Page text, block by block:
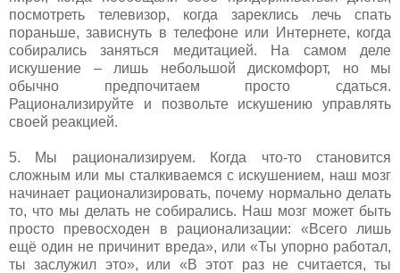
посмотреть телевизор, когда зареклись лечь спать
пораньше, зависнуть в телефоне или Интернете, когда
собирались заняться медитацией. На самом деле
искушение – лишь небольшой дискомфорт, но мы
обычно предпочитаем просто сдаться.
Рационализируйте и позвольте искушению управлять
своей реакцией.
5. Мы рационализируем. Когда что-то становится
сложным или мы сталкиваемся с искушением, наш мозг
начинает рационализировать, почему нормально делать
то, что мы делать не собирались. Наш мозг может быть
просто превосходен в рационализации: «Всего лишь
ещё один не причинит вреда», или «Ты упорно работал,
ты заслужил это», или «В этот раз не считается, ты